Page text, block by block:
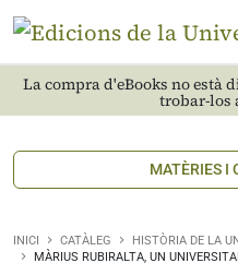
La compra d'eBooks no està
trobar-los
MATÈRIES I
INICI CATÀLEG
HISTÒRIA DE LA
MÀRIUS RUBIRALTA, UN